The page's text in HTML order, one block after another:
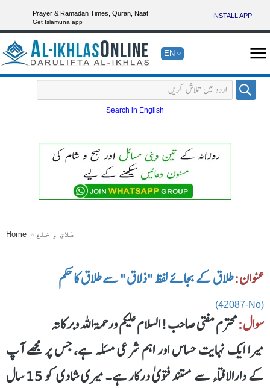
Prayer & Ramadan Times, Quran, Naat
Get Islamuna app
INSTALL APP
EN
Search in English
Home طلاق و خلع
عنوان:طلاق کے بجائے لفظ "ذلاق" سے طلاق کا حکم
(42087-No)
سوال:محترم مفتی صاحب! السلام علیکم ورحمۃ اللہ وبرکاتہ
میرا ایک نہایت حساس اور اہم شرعی مسئلہ ہے، جس پر مجھے آپ
کے دارالافتاء سے مستند فتویٰ درکار ہے۔ میری شادی کو 15 سال